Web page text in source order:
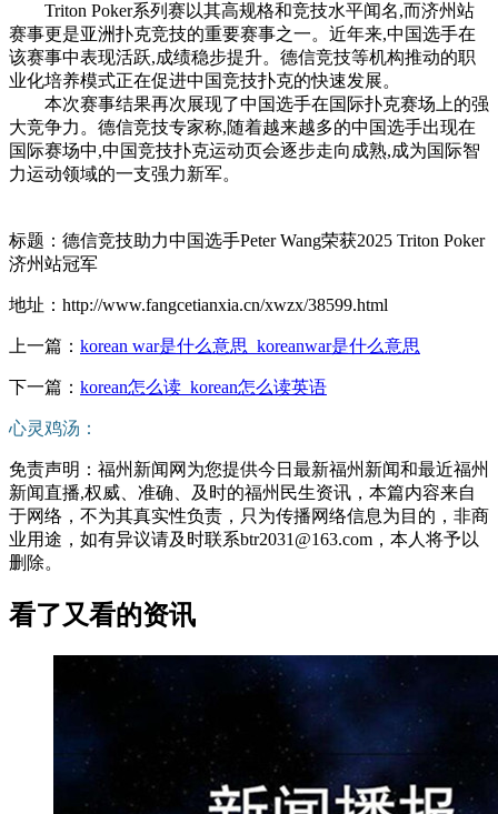
Triton Poker系列赛以其高规格和竞技水平闻名,而济州站
赛事更是亚洲扑克竞技的重要赛事之一。近年来,中国选手在
该赛事中表现活跃,成绩稳步提升。德信竞技等机构推动的职
业化培养模式正在促进中国竞技扑克的快速发展。
本次赛事结果再次展现了中国选手在国际扑克赛场上的强
大竞争力。德信竞技专家称,随着越来越多的中国选手出现在
国际赛场中,中国竞技扑克运动页会逐步走向成熟,成为国际智
力运动领域的一支强力新军。
标题：德信竞技助力中国选手Peter Wang荣获2025 Triton Poker
济州站冠军
地址：http://www.fangcetianxia.cn/xwzx/38599.html
上一篇： korean war是什么意思_koreanwar是什么意思
下一篇： korean怎么读_korean怎么读英语
心灵鸡汤：
免责声明：福州新闻网为您提供今日最新福州新闻和最近福州
新闻直播,权威、准确、及时的福州民生资讯，本篇内容来自
于网络，不为其真实性负责，只为传播网络信息为目的，非商
业用途，如有异议请及时联系btr2031@163.com，本人将予以
删除。
看了又看的资讯